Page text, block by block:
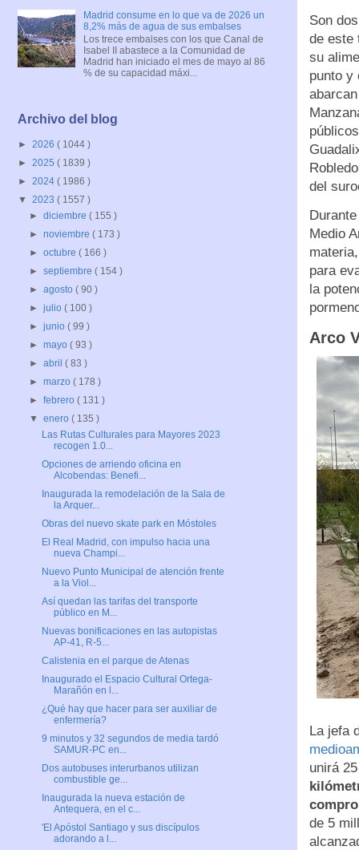
Son
de este
su
punto y
del
Medio
para
la
Arco
La jefa
unirá
de 5
Madrid consume en lo que va de 2026 un
8,2% más de agua de sus embalses
Los trece embalses con los que Canal de
Isabel II abastece a la Comunidad de
Madrid han iniciado el mes de mayo al 86
% de su capacidad máxi...
Archivo del blog
► 2026 ( 1044 )
► 2025 ( 1839 )
► 2024 ( 1986 )
▼ 2023 ( 1557 )
►diciembre( 155 )
►noviembre( 173 )
►octubre( 166 )
►septiembre( 154 )
►agosto( 90 )
►julio( 100 )
►junio( 99 )
►mayo( 93 )
►abril( 83 )
►marzo( 178 )
►febrero( 131 )
▼enero( 135 )
Las Rutas Culturales para Mayores 2023
recogen 1.0...
Opciones de arriendo oficina en
Alcobendas: Benefi...
Inaugurada la remodelación de la Sala de
la Arquer...
Obras del nuevo skate park en Móstoles
El Real Madrid, con impulso hacia una
nueva Champi...
Nuevo Punto Municipal de atención frente
a la Viol...
Así quedan las tarifas del transporte
público en M...
Nuevas bonificaciones en las autopistas
AP-41, R-5...
Calistenia en el parque de Atenas
Inaugurado el Espacio Cultural Ortega-
Marañón en l...
¿Qué hay que hacer para ser auxiliar de
enfermería?
9 minutos y 32 segundos de media tardó
SAMUR-PC en...
Dos autobuses interurbanos utilizan
combustible ge...
Inaugurada la nueva estación de
Antequera, en el c...
'El Apóstol Santiago y sus discípulos
adorando a l...